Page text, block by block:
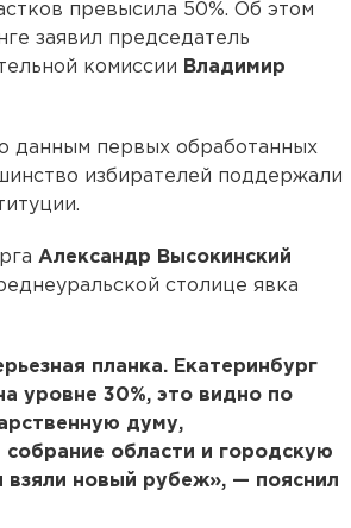
превысила 50%. Об этом
заявил председатель
комиссии Владимир
данным первых обработанных
избирателей поддержали
Александр Высокинский
столице явка
планка. Екатеринбург
уровне 30%, это видно по
думу,
собрание области и городскую
новый рубеж», — пояснил